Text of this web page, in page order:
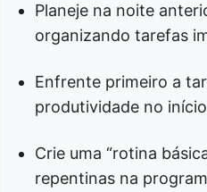
Planeje na noite
organizando tarefas
Enfrente primeiro a
produtividade no
Crie uma “rotina
repentinas na